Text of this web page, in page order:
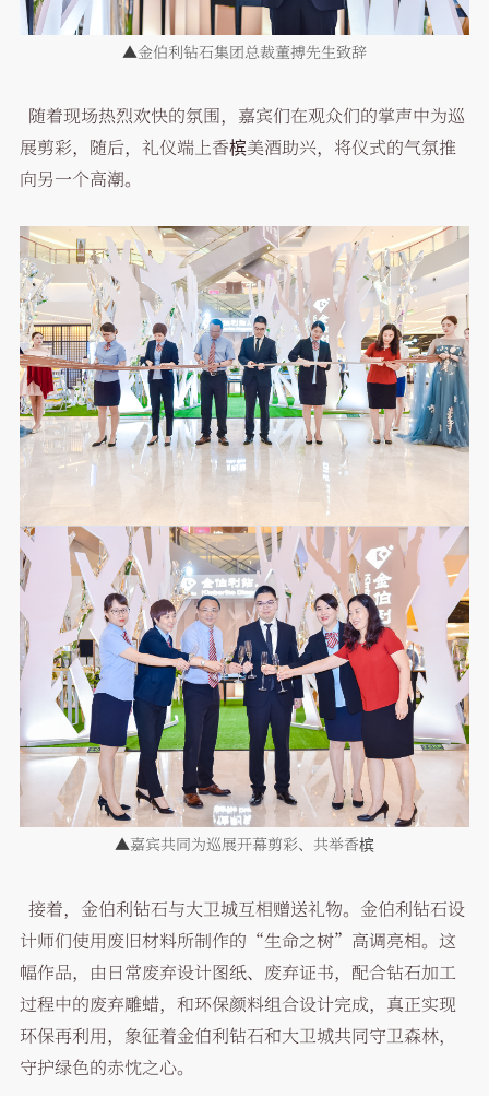
▲金伯利钻石集团总裁董搏先生致辞
随着现场热烈欢快的氛围，嘉宾们在观众们的掌声中为巡
展剪彩，随后，礼仪端上香槟美酒助兴，将仪式的气氛推
向另一个高潮。
▲嘉宾共同为巡展开幕剪彩、共举香槟
接着，金伯利钻石与大卫城互相赠送礼物。金伯利钻石设
计师们使用废旧材料所制作的“生命之树”高调亮相。这
幅作品，由日常废弃设计图纸、废弃证书，配合钻石加工
过程中的废弃雕蜡，和环保颜料组合设计完成，真正实现
环保再利用，象征着金伯利钻石和大卫城共同守卫森林，
守护绿色的赤忱之心。